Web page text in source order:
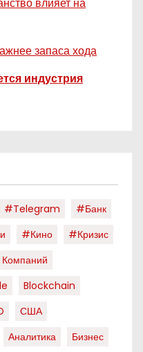
запаса хода
индустрия
#telegram
#банк
#кино
#кризис
Blockchain
США
Аналитика
Бизнес